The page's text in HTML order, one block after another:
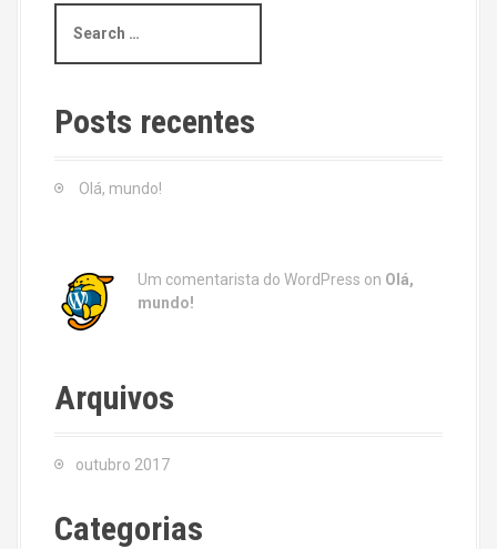
a
c
h
Posts recentes
Olá, mundo!
Um comentarista do WordPress on Olá,
mundo!
Arquivos
outubro 2017
Categorias